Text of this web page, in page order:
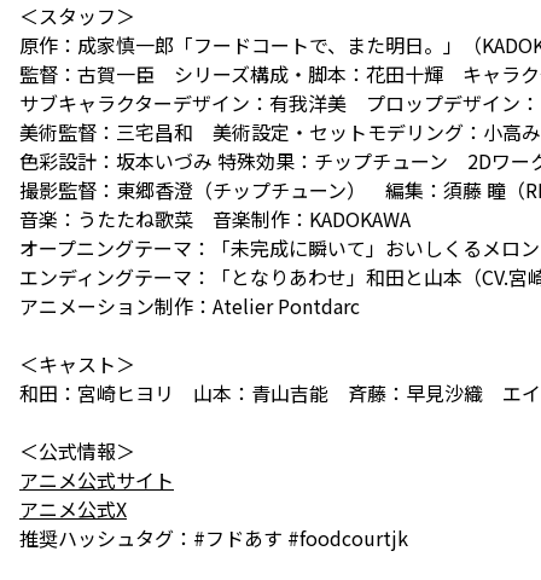
＜スタッフ＞
原作：成家慎一郎「フードコートで、また明日。」（
監督：古賀一臣 シリーズ構成・脚本：花田十輝 キャラ
サブキャラクターデザイン：有我洋美 プロップデザイン
美術監督：三宅昌和 美術設定・セットモデリング：小高
色彩設計：坂本いづみ 特殊効果：チップチューン 2Dワー
撮影監督：東郷香澄（チップチューン） 編集：須藤 瞳（
音楽：うたたね歌菜 音楽制作：KADOKAWA
オープニングテーマ：「未完成に瞬いて」おいしくるメロ
エンディングテーマ：「となりあわせ」和田と山本（CV.宮
アニメーション制作：Atelier Pontdarc
＜キャスト＞
和田：宮崎ヒヨリ 山本：青山吉能 斉藤：早見沙織 エイ
アニメ公式サイト
アニメ公式X
推奨ハッシュタグ：#フドあす #foodcourtjk